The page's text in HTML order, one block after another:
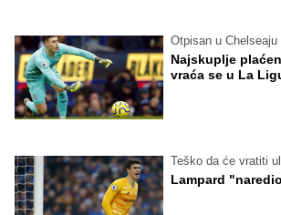
Otpisan u Chelseaju
Najskuplje
vraća se u La
Teško da će vratiti
Lampard